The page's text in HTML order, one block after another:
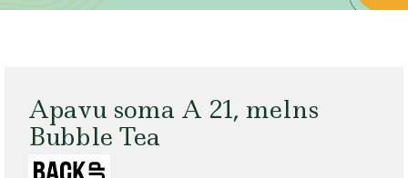
Apavu soma A 21, melns
Bubble Tea